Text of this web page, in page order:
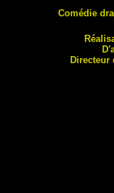
Comédie
Directeur